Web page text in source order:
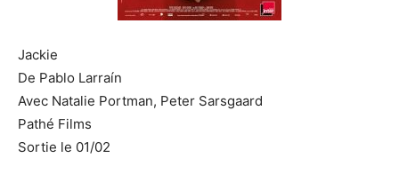
Jackie
De Pablo Larraín
Avec Natalie Portman, Peter Sarsgaard
Pathé Films
Sortie le 01/02